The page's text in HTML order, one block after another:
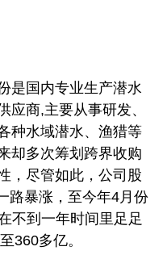
国内专业生产潜水
应商,主要从事研发、
种水域潜水、渔猎等
却多次筹划跨界收购
，尽管如此，公司股
路暴涨，至今年4月份
不到一年时间里足足
360多亿。